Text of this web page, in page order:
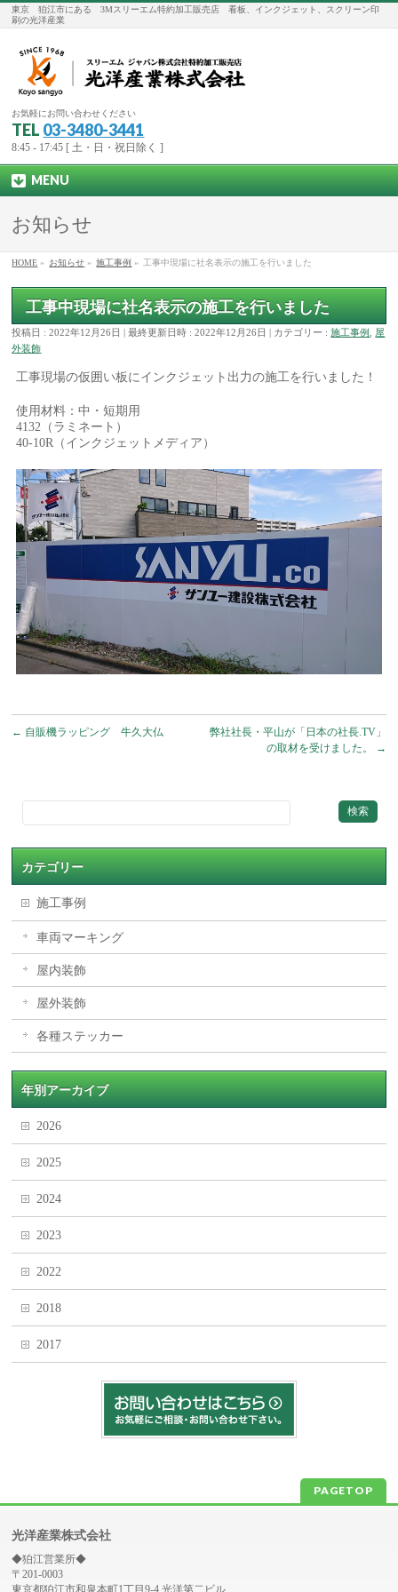
東京 狛江市にある 3Mスリーエム特約加工販売店 看板、インクジェット、スクリーン印
刷の光洋産業
お気軽にお問い合わせください
TEL 03-3480-3441
8:45 - 17:45 [ 土・日・祝日除く ]
MENU
お知らせ
HOME » お知らせ » 施工事例 » 工事中現場に社名表示の施工を行いました
工事中現場に社名表示の施工を行いました
投稿日 : 2022年12月26日 最終更新日時 : 2022年12月26日 カテゴリー :施工事例
屋
外装飾
工事現場の仮囲い板にインクジェット出力の施工を行いました！
使用材料：中・短期用
4132（ラミネート）
40-10R（インクジェットメディア）
← 自販機ラッピング 牛久大仏
弊社社長・平山が「日本の社長.TV」
の取材を受けました。
→
カテゴリー
施工事例
車両マーキング
屋内装飾
屋外装飾
各種ステッカー
年別アーカイブ
2026
2025
2024
2023
2022
2018
2017
PAGETOP
光洋産業株式会社
◆狛江営業所◆
〒201-0003